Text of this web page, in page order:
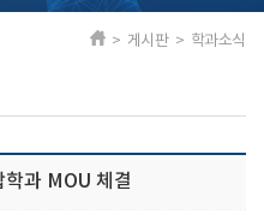
> 게시판 > 학과소식
과 MOU 체결